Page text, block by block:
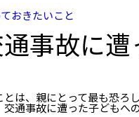
おきたいこと
事故に
は、親にとって最も恐ろ
通事故に遭った子どもへ